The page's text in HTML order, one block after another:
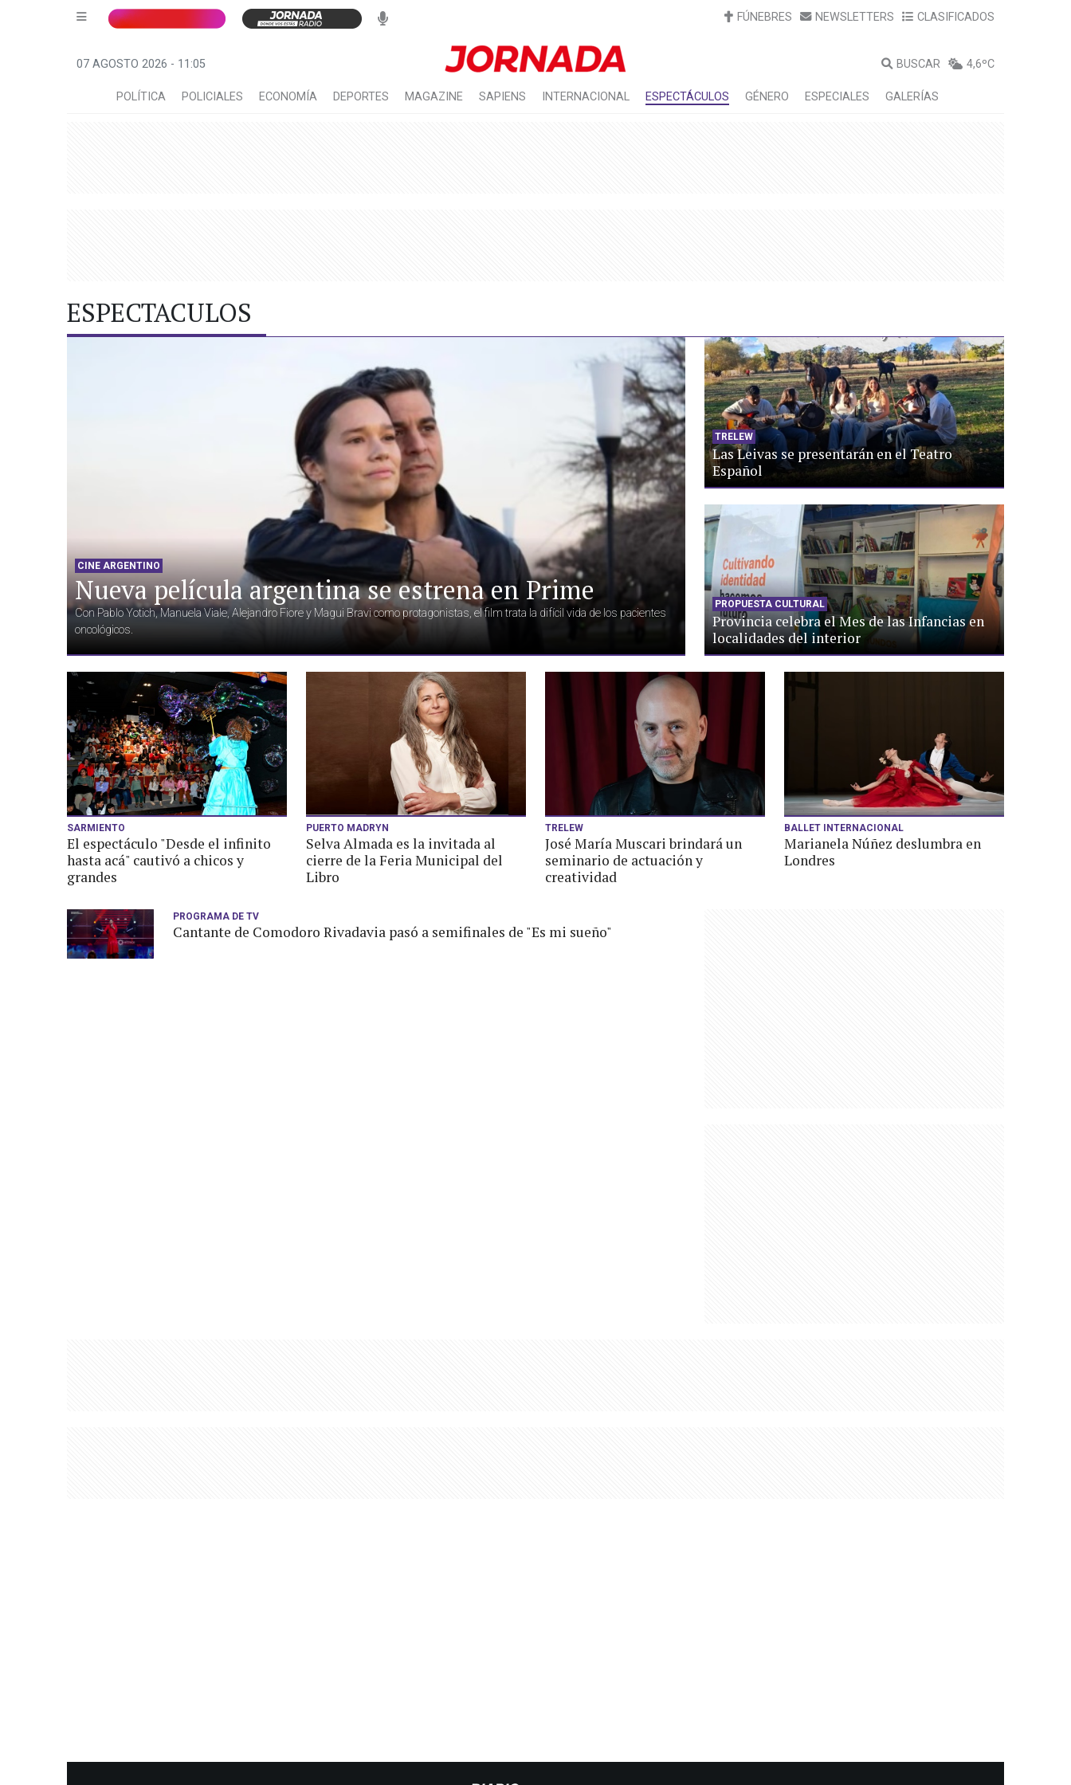
FÚNEBRES NEWSLETTERS CLASIFICADOS
07 AGOSTO 2026 - 11:05 BUSCAR 4,6ºC
POLÍTICA POLICIALES ECONOMÍA DEPORTES MAGAZINE SAPIENS INTERNACIONAL ESPECTÁCULOS GÉNERO ESPECIALES GALERÍAS
ESPECTACULOS
CINE ARGENTINO
Nueva película argentina se estrena en Prime
Con Pablo Yotich, Manuela Viale, Alejandro Fiore y Magui Bravi como protagonistas, el film trata la difícil vida de los pacientes
oncológicos.
TRELEW
Las Leivas se presentarán en el Teatro
Español
PROPUESTA CULTURAL
Provincia celebra el Mes de las Infancias en
localidades del interior
SARMIENTO
El espectáculo "Desde el infinito
hasta acá" cautivó a chicos y
grandes
PUERTO MADRYN
Selva Almada es la invitada al
cierre de la Feria Municipal del
Libro
TRELEW
José María Muscari brindará un
seminario de actuación y
creatividad
BALLET INTERNACIONAL
Marianela Núñez deslumbra en
Londres
PROGRAMA DE TV
Cantante de Comodoro Rivadavia pasó a semifinales de "Es mi sueño"